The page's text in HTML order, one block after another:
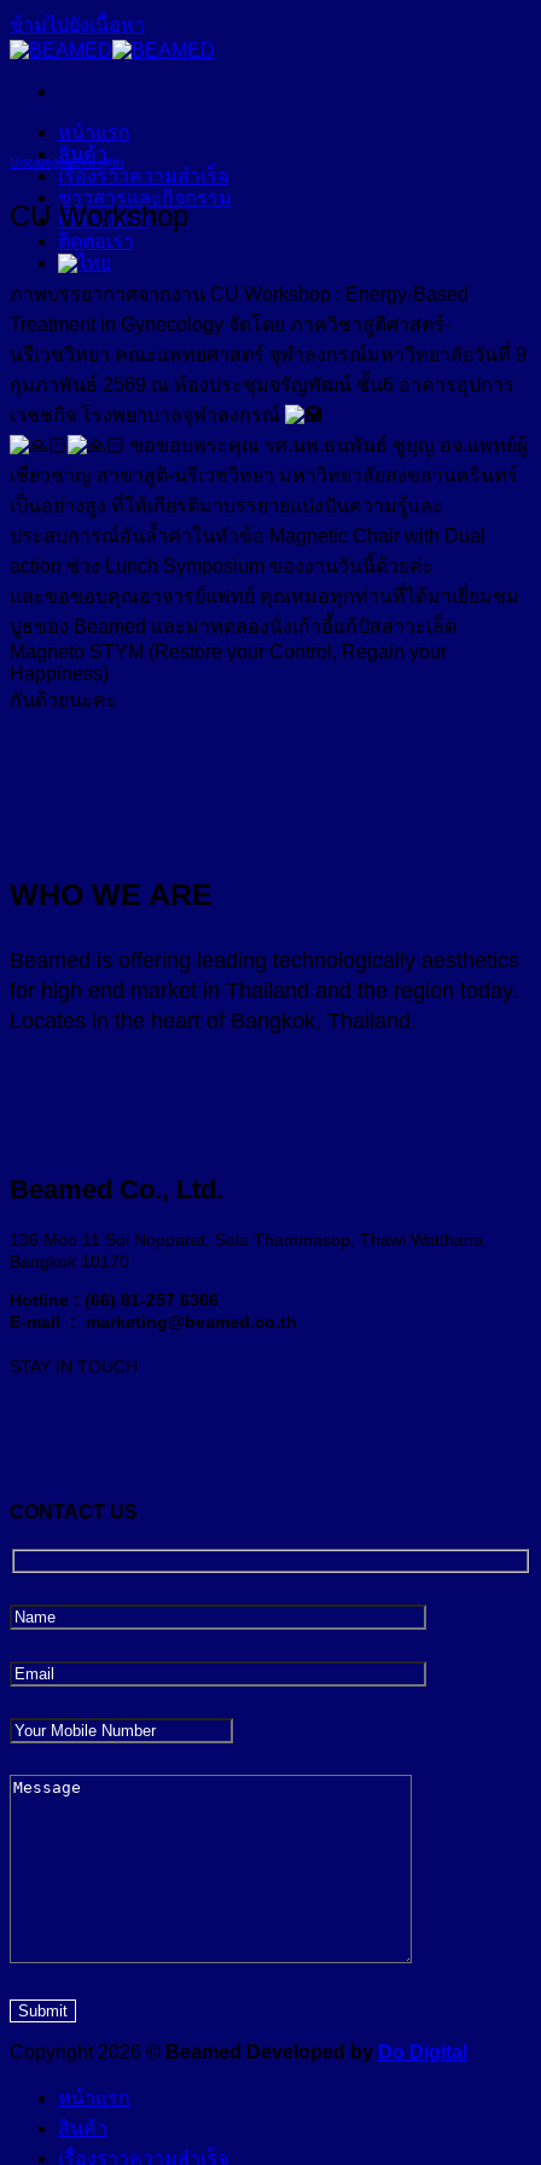
ข้ามไปยังเนื้อหา
หน้าแรก
สินค้า
เรื่องราวความสำเร็จ
ข่าวสารและกิจกรรม
เกี่ยวกับเรา
ติดต่อเรา
Uncategorized @th
CU Workshop
ภาพบรรยากาศจากงาน CU Workshop : Energy-Based
Treatment in Gynecology จัดโดย ภาควิชาสูติศาสตร์-
นรีเวชวิทยา คณะแพทยศาสตร์ จุฬาลงกรณ์มหาวิทยาลัยวันที่ 9
กุมภาพันธ์ 2569 ณ ห้องประชุมจรัญพัฒน์ ชั้น6 อาคารอุปการ
เวชชกิจ โรงพยาบาลจุฬาลงกรณ์
ขอขอบพระคุณ รศ.นพ.ธนพันธ์ ชูบุญ อจ.แพทย์ผู้
เชี่ยวชาญ สาขาสูติ-นรีเวชวิทยา มหาวิทยาลัยสงขลานครินทร์
เป็นอย่างสูง ที่ให้เกียรติมาบรรยายแบ่งปันความรู้และ
ประสบการณ์อันล้ำค่าในหัวข้อ Magnetic Chair with Dual
action ช่วง Lunch Symposium ของงานวันนี้ด้วยค่ะ
และขอขอบคุณอาจารย์แพทย์ คุณหมอทุกท่านที่ได้มาเยี่ยมชม
บูธของ Beamed และมาทดลองนั่งเก้าอี้แก้ปัสสาวะเล็ด
Magneto STYM (Restore your Control, Regain your
Happiness)
กันด้วยนะคะ
WHO WE ARE
Beamed is offering leading technologically aesthetics
for high end market in Thailand and the region today.
Locates in the heart of Bangkok, Thailand.
Beamed Co., Ltd.
136 Moo 11 Soi Nopparat, Sala Thammasop, Thawi Watthana
Bangkok 10170
Hotline : (66) 81-257 6366
E-mail : marketing@beamed.co.th
STAY IN TOUCH
CONTACT US
Copyright 2026 © Beamed Developed by Do Digital
หน้าแรก
สินค้า
เรื่องราวความสำเร็จ